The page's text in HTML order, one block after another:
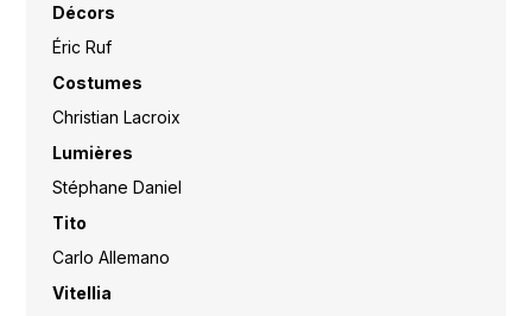
Décors
Éric Ruf
Costumes
Christian Lacroix
Lumières
Stéphane Daniel
Tito
Carlo Allemano
Vitellia